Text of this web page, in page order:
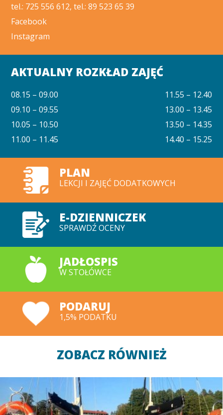
tel.: 725 556 612, tel.: 89 523 65 39
Facebook
Instagram
AKTUALNY ROZKŁAD ZAJĘĆ
08.15 – 09.00
09.10 – 09.55
10.05 – 10.50
11.00 – 11.45
11.55 – 12.40
13.00 – 13.45
13.50 – 14.35
14.40 – 15.25
PLAN
LEKCJI I ZAJĘĆ DODATKOWYCH
E-DZIENNICZEK
SPRAWDŹ OCENY
JADŁOSPIS
W STOŁÓWCE
PODARUJ
1,5% PODATKU
ZOBACZ RÓWNIEŻ